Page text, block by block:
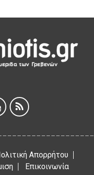
ταινία «Μικρές
Απορρήτου
Επικοινωνία